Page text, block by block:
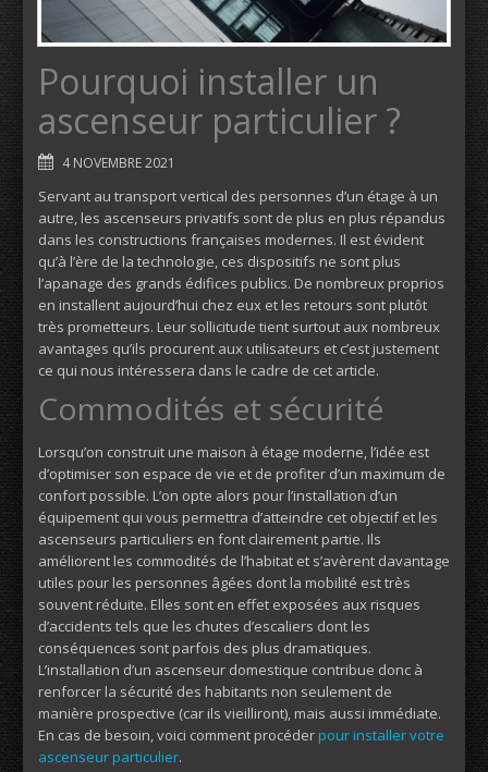
Pourquoi installer un
ascenseur particulier ?
4 NOVEMBRE 2021
Servant au transport vertical des personnes d’un étage à un
autre, les ascenseurs privatifs sont de plus en plus répandus
dans les constructions françaises modernes. Il est évident
qu’à l’ère de la technologie, ces dispositifs ne sont plus
l’apanage des grands édifices publics. De nombreux proprios
en installent aujourd’hui chez eux et les retours sont plutôt
très prometteurs. Leur sollicitude tient surtout aux nombreux
avantages qu’ils procurent aux utilisateurs et c’est justement
ce qui nous intéressera dans le cadre de cet article.
Commodités et sécurité
Lorsqu’on construit une maison à étage moderne, l’idée est
d’optimiser son espace de vie et de profiter d’un maximum de
confort possible. L’on opte alors pour l’installation d’un
équipement qui vous permettra d’atteindre cet objectif et les
ascenseurs particuliers en font clairement partie. Ils
améliorent les commodités de l’habitat et s’avèrent davantage
utiles pour les personnes âgées dont la mobilité est très
souvent réduite. Elles sont en effet exposées aux risques
d’accidents tels que les chutes d’escaliers dont les
conséquences sont parfois des plus dramatiques.
L’installation d’un ascenseur domestique contribue donc à
renforcer la sécurité des habitants non seulement de
manière prospective (car ils vieilliront), mais aussi immédiate.
En cas de besoin, voici comment procéder pour installer votre
ascenseur particulier.